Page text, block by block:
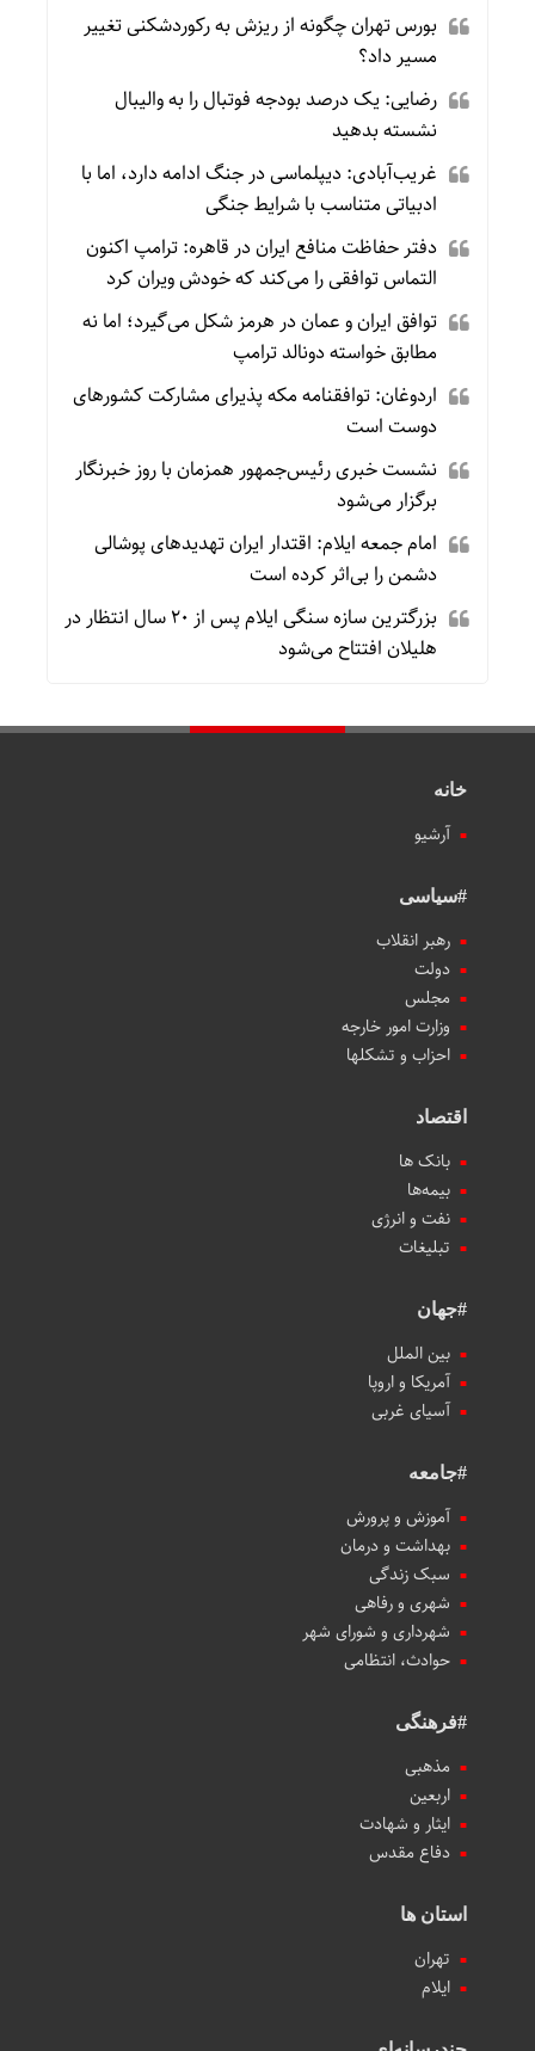
بورس تهران چگونه از ریزش به رکوردشکنی تغییر
مسیر داد؟
رضایی: یک درصد بودجه فوتبال را به والیبال
نشسته بدهید
غریب‌آبادی: دیپلماسی در جنگ ادامه دارد، اما با
ادبیاتی متناسب با شرایط جنگی
دفتر حفاظت منافع ایران در قاهره: ترامپ اکنون
التماس توافقی را می‌کند که خودش ویران کرد
توافق ایران و عمان در هرمز شکل می‌گیرد؛ اما نه
مطابق خواسته دونالد ترامپ
اردوغان: توافقنامه مکه پذیرای مشارکت کشورهای
دوست است
نشست خبری رئیس‌جمهور همزمان با روز خبرنگار
برگزار می‌شود
امام جمعه ایلام: اقتدار ایران تهدیدهای پوشالی
دشمن را بی‌اثر کرده است
بزرگترین سازه سنگی ایلام پس از ۲۰ سال انتظار در
هلیلان افتتاح می‌شود
خانه
آرشیو
#سیاسی
رهبر انقلاب
دولت
مجلس
وزارت امور خارجه
احزاب و تشکلها
اقتصاد
بانک ها
بیمه‌ها
نفت و انرژی
تبلیغات
#جهان
بین الملل
آمریکا و اروپا
آسیای غربی
#جامعه
آموزش و پرورش
بهداشت و درمان
سبک زندگی
شهری و رفاهی
شهرداری و شورای شهر
حوادث، انتظامی
#فرهنگی
مذهبی
اربعین
ایثار و شهادت
دفاع مقدس
استان ها
تهران
ایلام